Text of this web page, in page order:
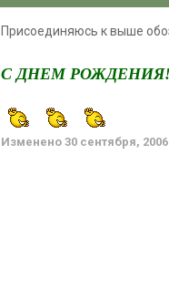
Присоединяюсь к выше
С ДНЕМ
Изменено 30 сентября, 2006